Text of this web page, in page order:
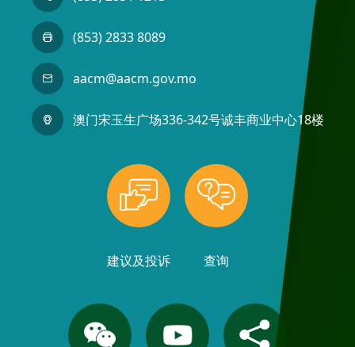
(853) 2833 8089
aacm@aacm.gov.mo
澳门宋玉生广场336-342号诚丰商业中心18楼
建议及投诉 查询